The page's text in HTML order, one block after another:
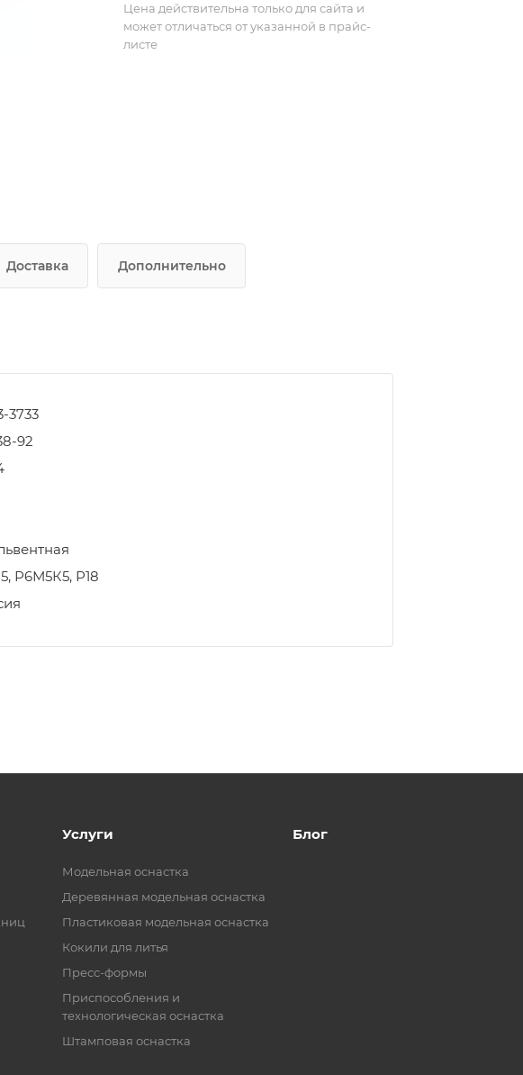
Цена действительна только для сайта и
может отличаться от указанной в прайс-
листе
Доставка Дополнительно
3733
92
Р6М5К5, Р18
Услуги
Модельная оснастка
Деревянная модельная оснастка
Пластиковая модельная оснастка
Кокили для литья
Пресс-формы
Приспособления и
технологическая оснастка
Штамповая оснастка
Блог